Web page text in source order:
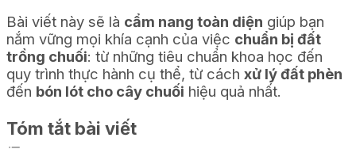
Bài viết này sẽ là cẩm nang toàn diện giúp bạn
nắm vững mọi khía cạnh của việc chuẩn bị đất
trồng chuối: từ những tiêu chuẩn khoa học đến
quy trình thực hành cụ thể, từ cách xử lý đất phèn
đến bón lót cho cây chuối hiệu quả nhất.
Tóm tắt bài viết